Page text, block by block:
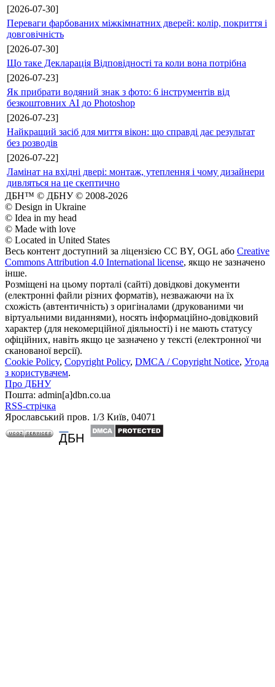
[2026-07-30]
Переваги фарбованих міжкімнатних дверей: колір, покриття і
довговічність
[2026-07-30]
Що таке Декларація Відповідності та коли вона потрібна
[2026-07-23]
Як прибрати водяний знак з фото: 6 інструментів від
безкоштовних AI до Photoshop
[2026-07-23]
Найкращий засіб для миття вікон: що справді дає результат
без розводів
[2026-07-22]
Ламінат на вхідні двері: монтаж, утеплення і чому дизайнери
дивляться на це скептично
ДБН™ © ДБНУ © 2008-2026
© Design in Ukraine
© Idea in my head
© Made with love
© Located in United States
Весь контент доступний за ліцензією CC BY, OGL або Creative
Commons Attribution 4.0 International license, якщо не зазначено
інше.
Розміщені на цьому порталі (сайті) довідкові документи
(електронні файли різних форматів), незважаючи на їх
схожість (автентичність) з оригіналами (друкованими чи
віртуальними виданнями), носять інформаційно-довідковий
характер (для некомерційної діяльності) і не мають статусу
офіційних, навіть якщо це зазначено у тексті (електронної чи
сканованої версії).
Cookie Policy, Copyright Policy, DMCA / Copyright Notice, Угода
з користувачем.
Про ДБНУ
Пошта: admin[а]dbn.co.ua
RSS-стрічка
Ярославський пров. 1/3 Київ, 04071